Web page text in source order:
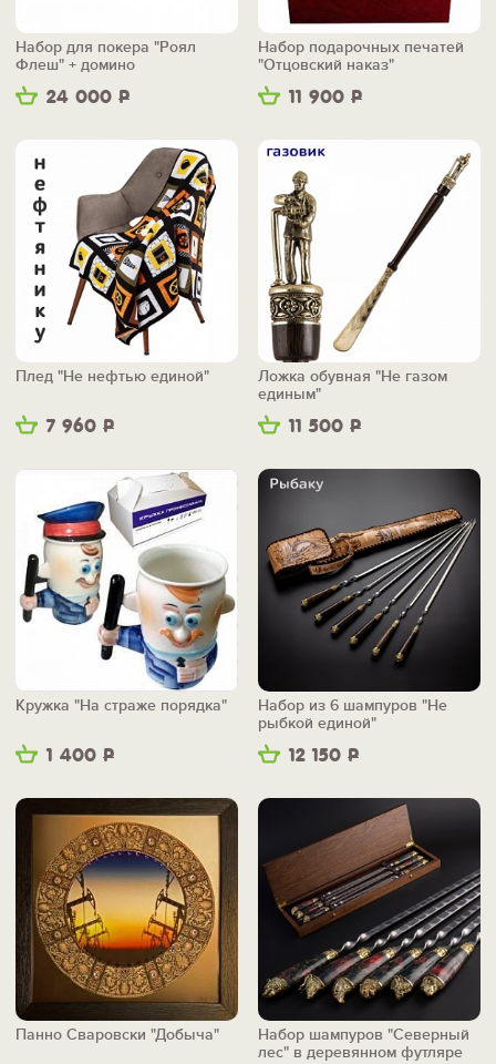
24 000 Р
Набор для покера "Роял
Флеш" + домино
11 900 Р
Набор подарочных печатей
"Отцовский наказ"
7 960 Р
Плед "Не нефтью единой"
11 500 Р
Ложка обувная "Не газом
единым"
1 400 Р
Кружка "На страже порядка"
12 150 Р
Набор из 6 шампуров "Не
рыбкой единой"
Панно Сваровски "Добыча"
Набор шампуров "Северный
лес" в деревянном футляре